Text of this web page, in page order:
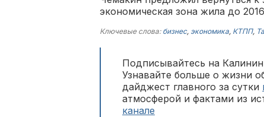
экономическая зона жила до
Ключевые слова: бизнес, экономика, КТПП,
Подписывайтесь на
Узнавайте больше о жизни
дайджест главного за сутки
атмосферой и фактами из
канале